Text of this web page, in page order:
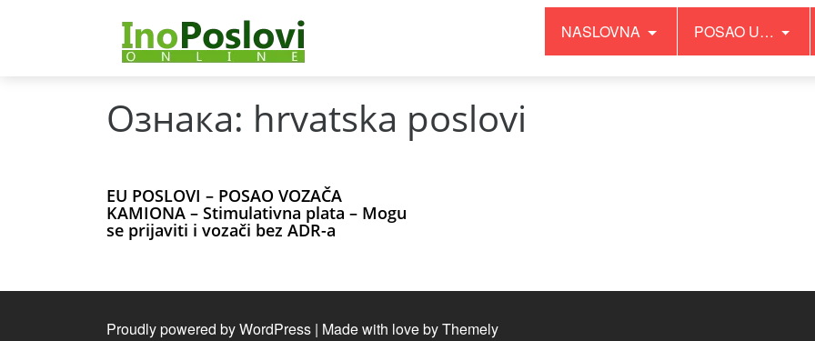
NASLOVNA POSAO U…
Ознака: hrvatska poslovi
EU POSLOVI – POSAO VOZAČA
KAMIONA – Stimulativna plata – Mogu
se prijaviti i vozači bez ADR-a
Proudly powered by WordPress | Made with love byThemely